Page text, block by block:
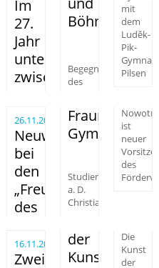
Im
27.
Jahr
unterwegs
zwischen
Böhmen
Begegnungsfahrt
des
mit
dem
Luděk-
Pik-
Pilsen
26.11.2017
Neuwahlen
bei
den
„Freunden
des
Fraunhofer-
Studiendirektor
a. D.
Christian
ist
neuer
des
16.11.2017
Zweiter
der
Kunstklasse
Die
Kunst
der